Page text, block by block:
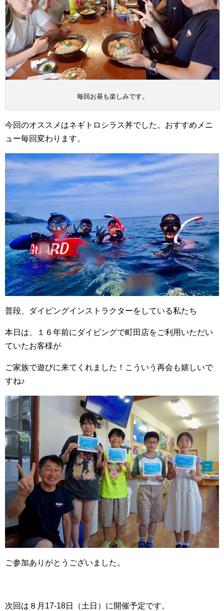
毎回お昼も楽しみです。
今回のオススメはネギトロシラス丼でした。おすすめメニ
ュー毎回変わります。
普段、ダイビングインストラクターをしている私たち
本日は、１６年前にダイビングで町田店をご利用いただい
ていたお客様が
ご家族で遊びに来てくれました！こういう再会も嬉しいで
すね♪
ご参加ありがとうございました。
次回は８月17-18日（土日）に開催予定です。